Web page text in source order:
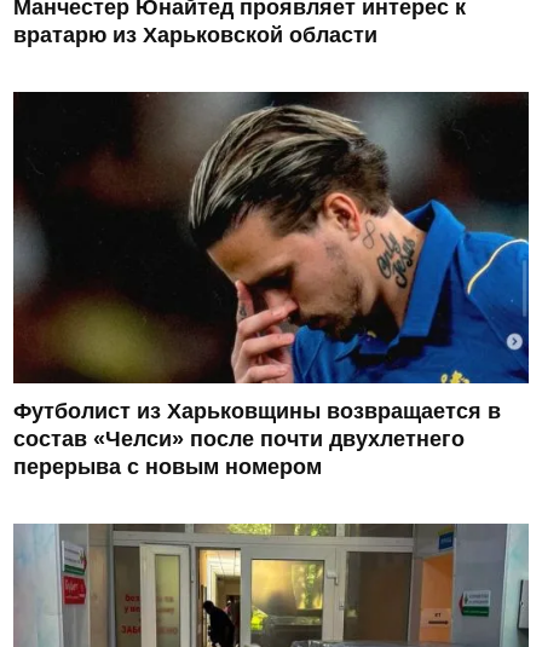
Манчестер Юнайтед проявляет интерес к
вратарю из Харьковской области
Футболист из Харьковщины возвращается в
состав «Челси» после почти двухлетнего
перерыва с новым номером